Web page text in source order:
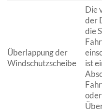
Überlappung der
Windschutzscheibe
Die
der
die
ist